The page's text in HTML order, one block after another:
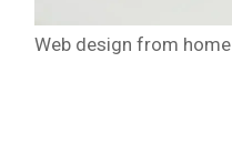
Web design from home